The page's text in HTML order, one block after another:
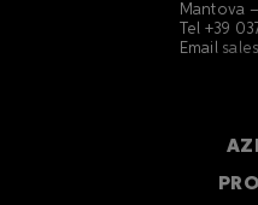
Mantova
Tel +39
Email